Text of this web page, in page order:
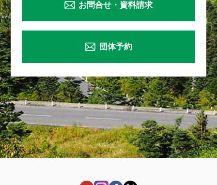
お問合せ・資料請求
団体予約